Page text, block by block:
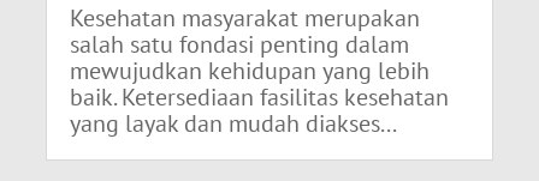
Kesehatan masyarakat merupakan
salah satu fondasi penting dalam
mewujudkan kehidupan yang lebih
baik. Ketersediaan fasilitas kesehatan
yang layak dan mudah diakses...